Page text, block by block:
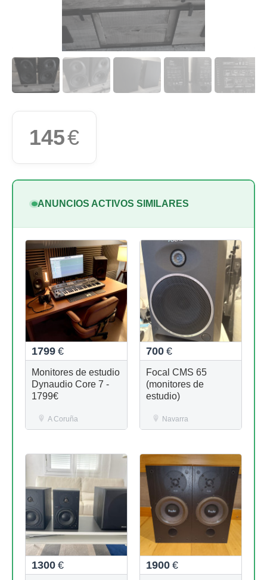
145€
ANUNCIOS ACTIVOS SIMILARES
1799 €
Monitores de estudio
Dynaudio Core 7 -
1799€
A Coruña
700 €
Focal CMS 65
(monitores de
estudio)
Navarra
1300 € 1900 €